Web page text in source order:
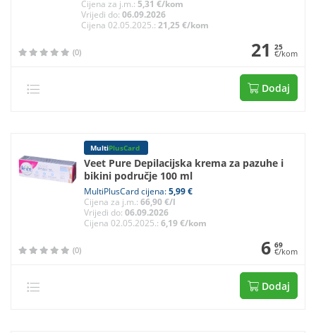
Cijena za j.m.: 5,31 €/kom
Vrijedi do: 06.09.2026
Cijena 02.05.2025.: 21,25 €/kom
(0) 21 25
€/kom
Dodaj
MultiPlusCard
Veet Pure Depilacijska krema za pazuhe i
bikini područje 100 ml
MultiPlusCard cijena:5,99 €
Cijena za j.m.: 66,90 €/l
Vrijedi do: 06.09.2026
Cijena 02.05.2025.: 6,19 €/kom
(0) 6 69
€/kom
Dodaj